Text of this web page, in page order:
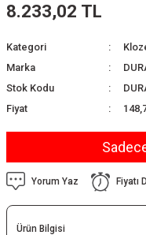
8.233,02 TL
Kategori
Marka
Stok Kodu
Fiyat
Yorum Yaz Fiyatı
Ürün Bilgisi